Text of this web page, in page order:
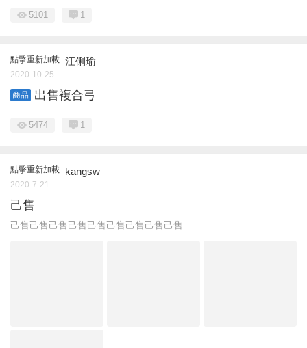
5101 1
點擊重新加載 江俐瑜
2020-10-25
商品 出售複合弓
5474 1
點擊重新加載 kangsw
2020-7-21
己售
己售己售己售己售己售己售己售己售己售